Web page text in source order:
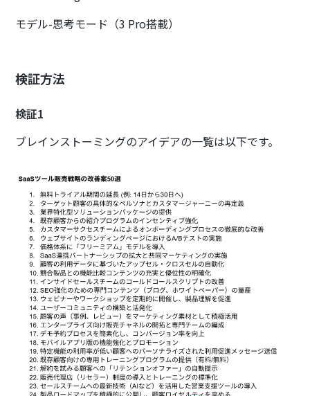
モデル-思考モード（3 Pro搭載）
検証方法
検証1
ブレインストーミングのアイデアの一覧は以下です。